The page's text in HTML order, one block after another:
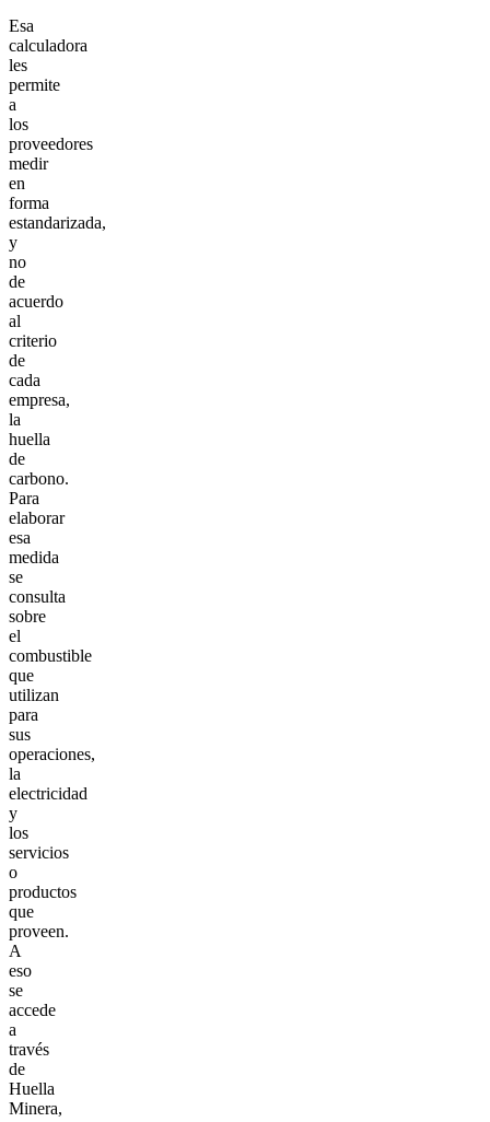
Esa
calculadora
les
permite
a
los
proveedores
medir
en
forma
estandarizada,
y
no
de
acuerdo
al
criterio
de
cada
empresa,
la
huella
de
carbono.
Para
elaborar
esa
medida
se
consulta
sobre
el
combustible
que
utilizan
para
sus
operaciones,
la
electricidad
y
los
servicios
o
productos
que
proveen.
A
eso
se
accede
a
través
de
Huella
Minera,